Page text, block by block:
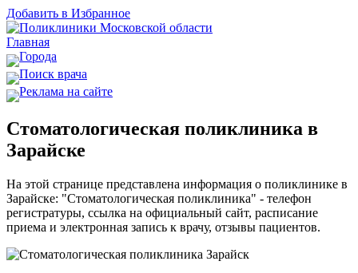
Добавить в Избранное
Главная
Города
Поиск врача
Реклама на сайте
Стоматологическая поликлиника в
Зарайске
На этой странице представлена информация о поликлинике в
Зарайске: "Стоматологическая поликлиника" - телефон
регистратуры, ссылка на официальный сайт, расписание
приема и электронная запись к врачу, отзывы пациентов.